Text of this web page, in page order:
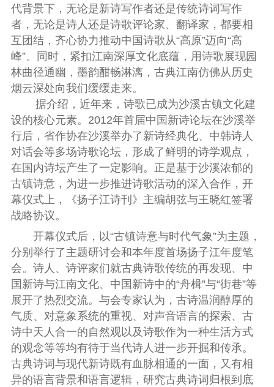
代背景下，无论是新诗写作者还是传统诗词写作
者，无论是诗人还是诗歌评论家、翻译家，都要相
互团结，齐心协力推动中国诗歌从“高原”迈向“高
峰”。同时，紧扣江南深厚文化底蕴，用诗歌展现园
林曲径通幽，墨韵酣畅淋漓，古典江南仿佛从历史
烟云深处向我们缓缓走来。
据介绍，近年来， 诗歌已成为沙溪古镇文化建
设的核心元素。 2012年首届中国新诗论坛在沙溪举
行后，省作协在沙溪举办了新诗经典化、 中韩诗人
对话会等多场诗歌论坛， 形成了鲜明的诗学观点，
在国内诗坛产生了一定影响。 正是基于沙溪浓郁的
古镇诗意，为进一步推进诗歌活动的深入合作， 开
幕仪式上，《扬子江诗刊》主编胡弦与王晓红签署
战略协议。
开幕仪式后，以“古镇诗意与时代气象”为主题，
分别举行了主题研讨会和本年度首场扬子江年度笔
会。 诗人、诗评家们就古典诗歌传统的再发现、中
国新诗与江南文化、中国新诗中的“舟楫”与“街巷”等
展开了热烈交流。与会专家认为，古诗温润醇厚的
气质、对意象系统的重视、对声音语言的探索、古
诗中天人合一的自然观以及诗歌作为一种生活方式
的观念等等均有待于当代诗人进一步开掘和传承。
古典诗词与现代新诗既有血脉相通的一面，又有相
异的语言背景和语言逻辑，研究古典诗词归根到底